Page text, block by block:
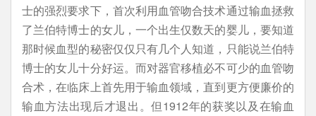
士的强烈要求下，首次利用血管吻合技术通过输血拯救
了兰伯特博士的女儿，一个出生仅数天的婴儿，要知道
那时候血型的秘密仅仅只有几个人知道，只能说兰伯特
博士的女儿十分好运。而对器官移植必不可少的血管吻
合术，在临床上首先用于输血领域，直到更方便廉价的
输血方法出现后才退出。但1912年的获奖以及在输血